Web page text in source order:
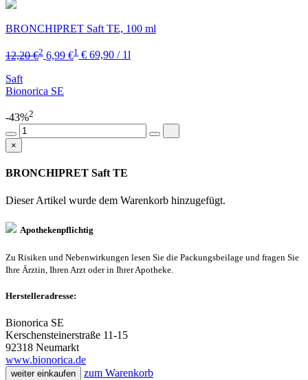
BRONCHIPRET Saft TE, 100 ml
12,20 €2 6,99 €1 € 69,90 / 1l
Saft
Bionorica SE
-43%2
×
BRONCHIPRET Saft TE
Dieser Artikel wurde dem Warenkorb hinzugefügt.
Apothekenpflichtig
Zu Risiken und Nebenwirkungen lesen Sie die Packungsbeilage und fragen Sie
Ihre Ärztin, Ihren Arzt oder in Ihrer Apotheke.
Herstelleradresse:
Bionorica SE
Kerschensteinerstraße 11-15
92318 Neumarkt
www.bionorica.de
weiter einkaufen zum Warenkorb